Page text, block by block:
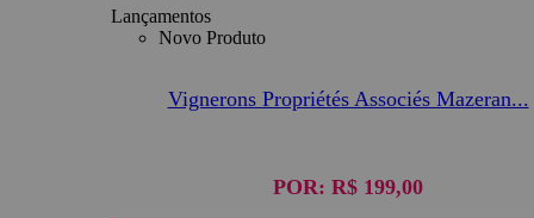
Lançamentos
Novo Produto
Vignerons Propriétés Associés Mazeran...
POR: R$ 199,00